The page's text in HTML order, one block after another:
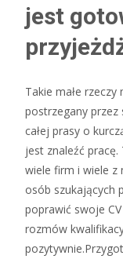
jest
Takie małe
postrzegany przez
całej prasy o
jest znaleźć
wiele firm i wiele z
osób szukających
poprawić swoje
rozmów